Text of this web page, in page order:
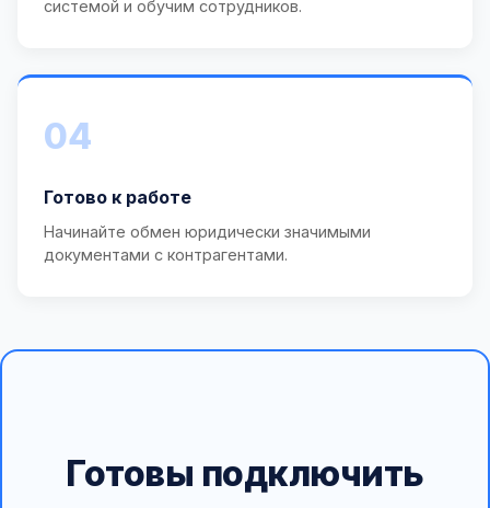
системой и обучим сотрудников.
04
Готово к работе
Начинайте обмен юридически значимыми
документами с контрагентами.
Готовы подключить